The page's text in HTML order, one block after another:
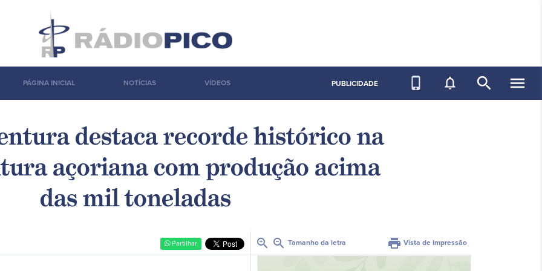
PÁGINA INICIAL NOTÍCIAS VÍDEOS PUBLICIDADE phone_iphone notifications_none search menu
destaca recorde histórico na
açoriana com produção acima
das mil toneladas
Partilhar zoom_in zoom_out Tamanho da letra print Vista de Impressão